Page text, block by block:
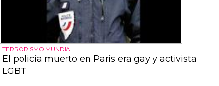
TERRORISMO MUNDIAL
El policía muerto en París era gay y activista
LGBT